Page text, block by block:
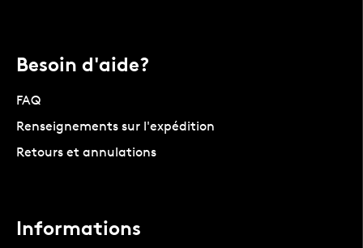
Besoin d'aide?
FAQ
Renseignements sur l'expédition
Retours et annulations
Informations